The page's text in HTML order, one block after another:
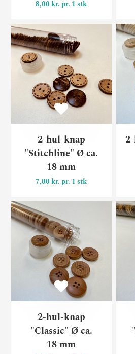
8,00 kr. pr. 1 stk
2-hul-knap
"Stitchline" Ø ca.
18 mm
7,00 kr. pr. 1 stk
2-
2-hul-knap
"Classic" Ø ca.
18 mm
2-